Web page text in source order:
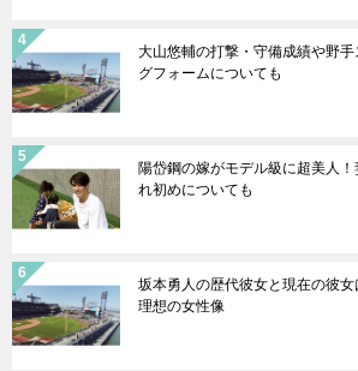
大山悠輔の打撃・守備成績や野
グフォームについても
陽岱鋼の嫁がモデル級に超美人
れ初めについても
坂本勇人の歴代彼女と現在の彼
理想の女性像